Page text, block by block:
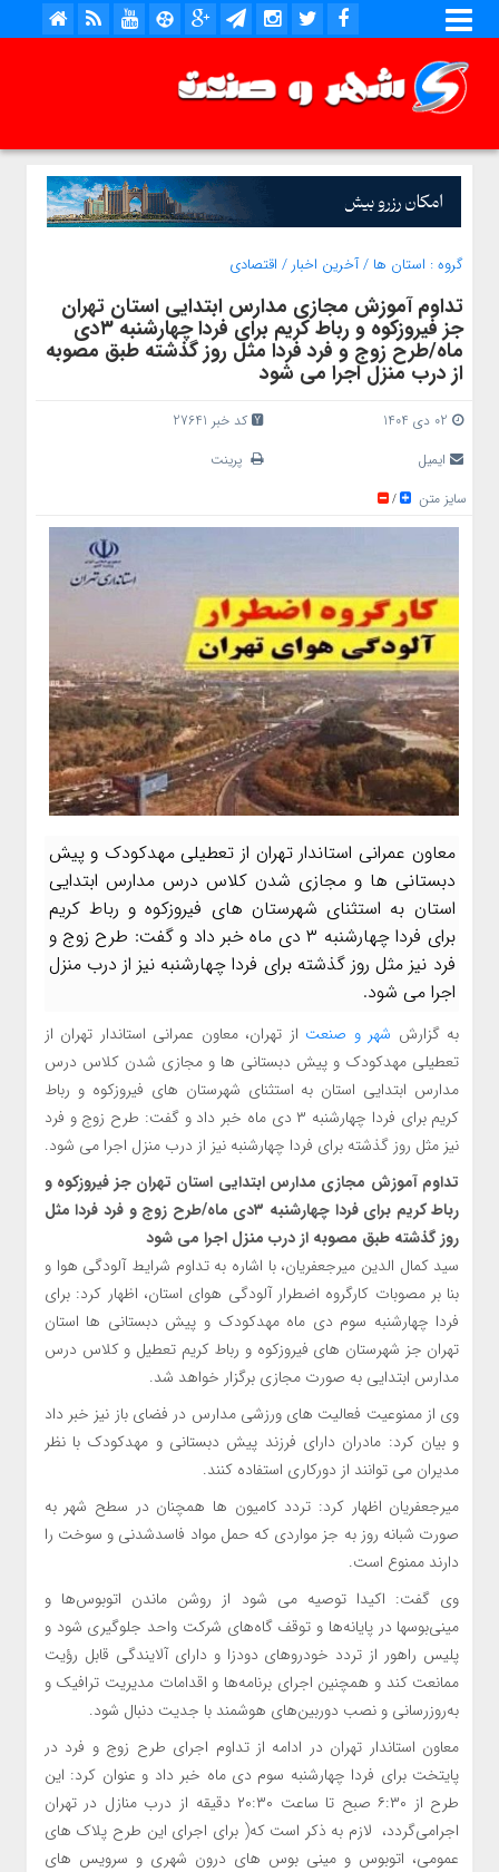
گروه : استان ها /آخرین اخبار / اقتصادی
تداوم آموزش مجازی مدارس ابتدایی استان تهران
جز فیروزکوه و رباط کریم برای فردا چهارشنبه ۳دی
ماه/طرح زوج و فرد فردا مثل روز گذشته طبق مصوبه
از درب منزل اجرا می شود
02 دی 1404
کد خبر 27641
ایمیل
پرینت
سایز متن
/
معاون عمرانی استاندار تهران از تعطیلی مهدکودک و پیش
دبستانی ها و مجازی شدن کلاس درس مدارس ابتدایی
استان به استثنای شهرستان های فیروزکوه و رباط کریم
برای فردا چهارشنبه ۳ دی ماه خبر داد و گفت: طرح زوج و
فرد نیز مثل روز گذشته برای فردا چهارشنبه نیز از درب منزل
اجرا می شود.
به گزارش شهر و صنعت از تهران، معاون عمرانی استاندار تهران از
تعطیلی مهدکودک و پیش دبستانی ها و مجازی شدن کلاس درس
مدارس ابتدایی استان به استثنای شهرستان های فیروزکوه و رباط
کریم برای فردا چهارشنبه ۳ دی ماه خبر داد و گفت: طرح زوج و فرد
نیز مثل روز گذشته برای فردا چهارشنبه نیز از درب منزل اجرا می شود.
تداوم آموزش مجازی مدارس ابتدایی استان تهران جز فیروزکوه و
رباط کریم برای فردا چهارشنبه ۳دی ماه/طرح زوج و فرد فردا مثل
روز گذشته طبق مصوبه از درب منزل اجرا می شود
سید کمال الدین میرجعفریان، با اشاره به تداوم شرایط آلودگی هوا و
بنا بر مصوبات کارگروه اضطرار آلودگی هوای استان، اظهار کرد: برای
فردا چهارشنبه سوم دی ماه مهدکودک و پیش دبستانی ها استان
تهران جز شهرستان های فیروزکوه و رباط کریم تعطیل و کلاس درس
مدارس ابتدایی به صورت مجازی برگزار خواهد شد‌.
وی از ممنوعیت فعالیت های ورزشی مدارس در فضای باز نیز خبر داد
و بیان کرد: مادران دارای فرزند پیش دبستانی و مهدکودک با نظر
مدیران می توانند از دورکاری استفاده کنند.
میرجعفریان اظهار کرد: تردد کامیون ها همچنان در سطح شهر به
صورت شبانه روز به جز مواردی که حمل مواد فاسدشدنی و سوخت را
دارند ممنوع است.
وی گفت: اکیدا توصیه می شود از روشن ماندن اتوبوس‌ها و
مینی‌بوسها در پایانه‌ها و توقف گاه‌های شرکت واحد جلوگیری شود و
پلیس راهور از تردد خودروهای دودزا و دارای آلایندگی قابل رؤیت
ممانعت کند و همچنین اجرای برنامه‌ها و اقدامات مدیریت ترافیک و
به‌روزرسانی و نصب دوربین‌های هوشمند با جدیت دنبال شود.
معاون استاندار تهران در ادامه از تداوم اجرای طرح زوج و فرد در
پایتخت برای فردا چهارشنبه سوم دی ماه خبر داد و عنوان کرد: این
طرح از ۶:۳۰ صبح تا ساعت ۲۰:۳۰ دقیقه از درب منازل در تهران
اجرامی‌گردد، لازم به ذکر است که( برای اجرای این طرح پلاک های
عمومی، اتوبوس و مینی بوس های درون شهری و سرویس های